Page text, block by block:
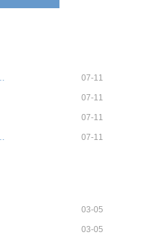
07-11
07-11
07-11
07-11
03-05
03-05